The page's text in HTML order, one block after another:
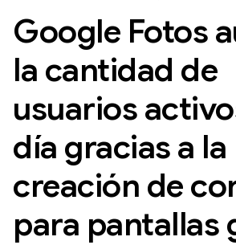
Google Fotos
la cantidad de
usuarios
día gracias a la
creación de
para pantallas